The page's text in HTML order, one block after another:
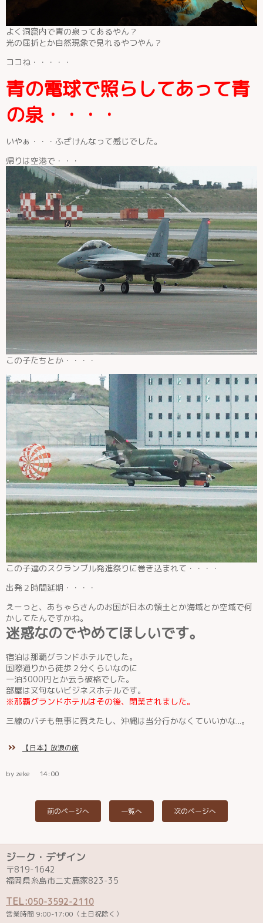
よく洞窟内で青の泉ってあるやん？
光の屈折とか自然現象で見れるやつやん？
ココね・・・・・
青の電球で照らしてあって青
の泉・・・・
いやぁ・・・ふざけんなって感じでした。
帰りは空港で・・・
この子たちとか・・・・
この子達のスクランブル発進祭りに巻き込まれて・・・・
出発２時間延期・・・・
えーっと、あちゃらさんのお国が日本の領土とか海域とか空域で何
かしてたんですかね。
迷惑なのでやめてほしいです。
宿泊は那覇グランドホテルでした。
国際通りから徒歩２分くらいなのに
一泊3000円とか云う破格でした。
部屋は文句ないビジネスホテルです。
※那覇グランドホテルはその後、閉業されました。
三線のバチも無事に買えたし、沖縄は当分行かなくていいかな...。
【日本】放浪の旅
by zeke 14:00
前のページへ 一覧へ 次のページへ
ジーク・デザイン
〒819-1642
福岡県糸島市二丈鹿家823-35
TEL:050-3592-2110
営業時間 9:00-17:00（土日祝除く）